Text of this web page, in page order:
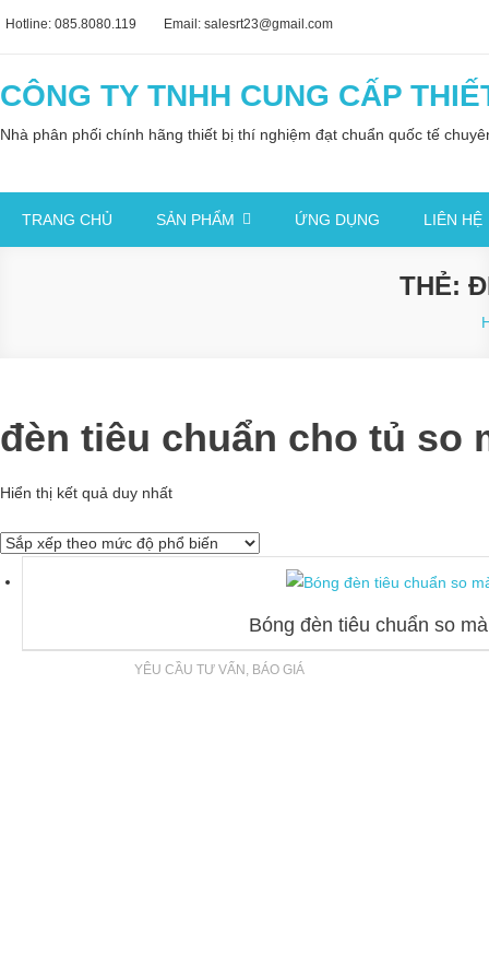
Hotline: 085.8080.119 Email: salesrt23@gmail.com
CÔNG TY TNHH CUNG CẤP
Nhà phân phối chính hãng thiết bị thí nghiệm đạt chuẩn quốc tế
TRANG CHỦ SẢN PHẨM ỨNG DỤNG LIÊN HỆ
THẺ:
đèn tiêu chuẩn cho tủ so
Hiển thị kết quả duy nhất
Bóng đèn tiêu chuẩn so
YÊU CẦU TƯ VẤN, BÁO GIÁ